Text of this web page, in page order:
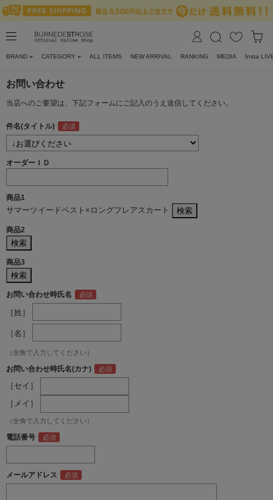
BRAND CATEGORY ALL ITEMS NEW ARRIVAL RANKING MEDIA Insta
お問い合わせ
当店へのご要望は、下記フォームにご記入のうえ送信してください。
件名(タイトル)
オーダーＩＤ
商品1
サマーツイードベスト×ロングフレアスカート
商品2
商品3
お問い合わせ時氏名
［姓］
［名］
（全角で入力してください）
お問い合わせ時氏名(カナ)
［セイ］
［メイ］
（全角で入力してください）
電話番号
メールアドレス